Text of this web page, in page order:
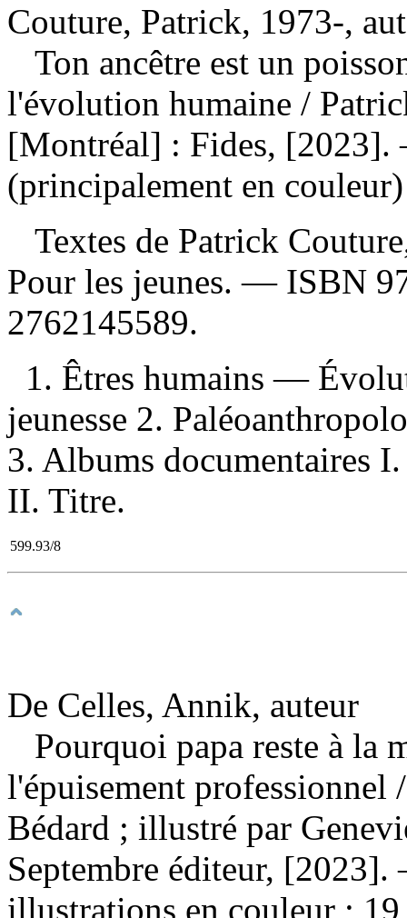
Couture, Patrick, 1973-,
Ton ancêtre est un
l'évolution humaine /
[Montréal] : Fides,
(principalement en
Textes de Patrick
Pour les jeunes. — ISBN
2762145589.
1. Êtres humains —
jeunesse 2.
3. Albums documentaires
II. Titre.
599.93/8
De Celles, Annik, auteur
Pourquoi papa reste à la
l'épuisement professionnel
Bédard ; illustré par
Septembre éditeur,
illustrations en couleur ;